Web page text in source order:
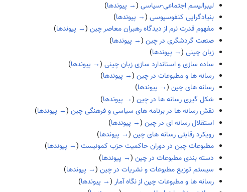
لیبرالیسم اجتماعی-سیاسی (→ پیوندها)
بنیادگرایی کنفوسیوسی (→ پیوندها)
مفهوم قدرت نرم از دیدگاه رهبران معاصر چین (→ پیوندها)
صنعت گردشگری در چین (→ پیوندها)
زبان چینی (→ پیوندها)
ساده سازی و استاندارد سازی زبان چینی (→ پیوندها)
رسانه ها و مطبوعات در چین (→ پیوندها)
رسانه های چین (→ پیوندها)
شکل گیری رسانه ها در چین (→ پیوندها)
نقش رسانه ها در برنامه های سیاسی و فرهنگی چین (→ پیوندها)
استقلال رسانه ای در چین (→ پیوندها)
رویکرد رقابتی رسانه های چین (→ پیوندها)
مطبوعات چین در دوران حاکمیت حزب کمونیست (→ پیوندها)
دسته بندی مطبوعات در چین (→ پیوندها)
سیستم توزیع مطبوعات و نشریات در چین (→ پیوندها)
رسانه ها و مطبوعات چین از نگاه آمار (→ پیوندها)